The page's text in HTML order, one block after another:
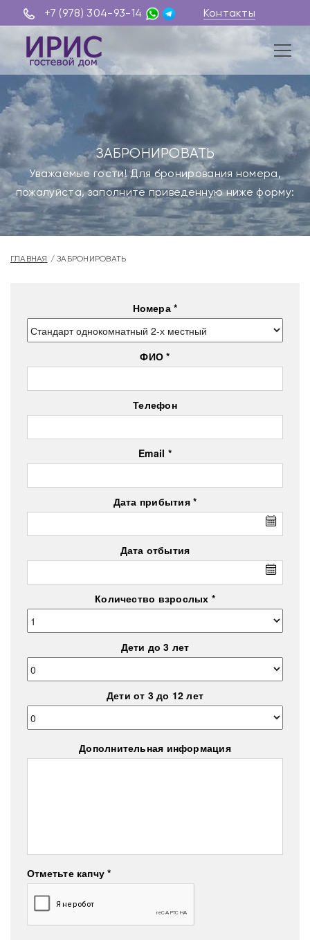
+7 (978) 304-93-14 Контакты
ЗАБРОНИРОВАТЬ
Уважаемые гости! Для бронирования номера,
пожалуйста, заполните приведенную ниже форму:
ГЛАВНАЯ ЗАБРОНИРОВАТЬ
Номера
ФИО
Телефон
Email
Дата прибытия
Дата отбытия
Количество взрослых
Дети до 3 лет
Дети от 3 до 12 лет
Дополнительная информация
Отметьте капчу *